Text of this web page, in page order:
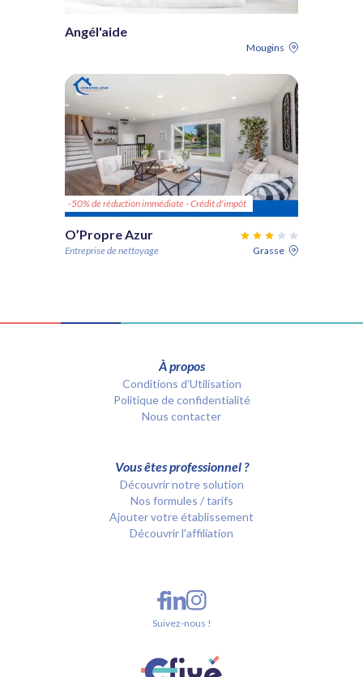
Angél'aide
Mougins
-50% de réduction immédiate - Crédit d'impôt
O’Propre Azur
Entreprise de nettoyage Grasse
À propos
Conditions d’Utilisation
Politique de confidentialité
Nous contacter
Vous êtes professionnel ?
Découvrir notre solution
Nos formules / tarifs
Ajouter votre établissement
Découvrir l'affiliation
Suivez-nous !